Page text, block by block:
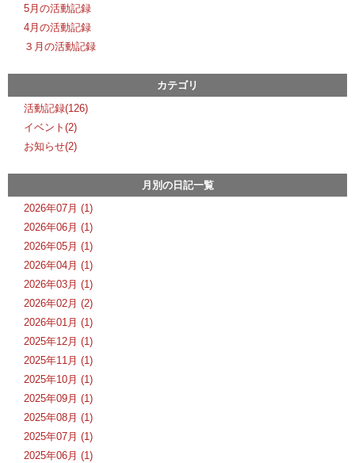
5月の活動記録
4月の活動記録
３月の活動記録
カテゴリ
活動記録(126)
イベント(2)
お知らせ(2)
月別の日記一覧
2026年07月 (1)
2026年06月 (1)
2026年05月 (1)
2026年04月 (1)
2026年03月 (1)
2026年02月 (2)
2026年01月 (1)
2025年12月 (1)
2025年11月 (1)
2025年10月 (1)
2025年09月 (1)
2025年08月 (1)
2025年07月 (1)
2025年06月 (1)